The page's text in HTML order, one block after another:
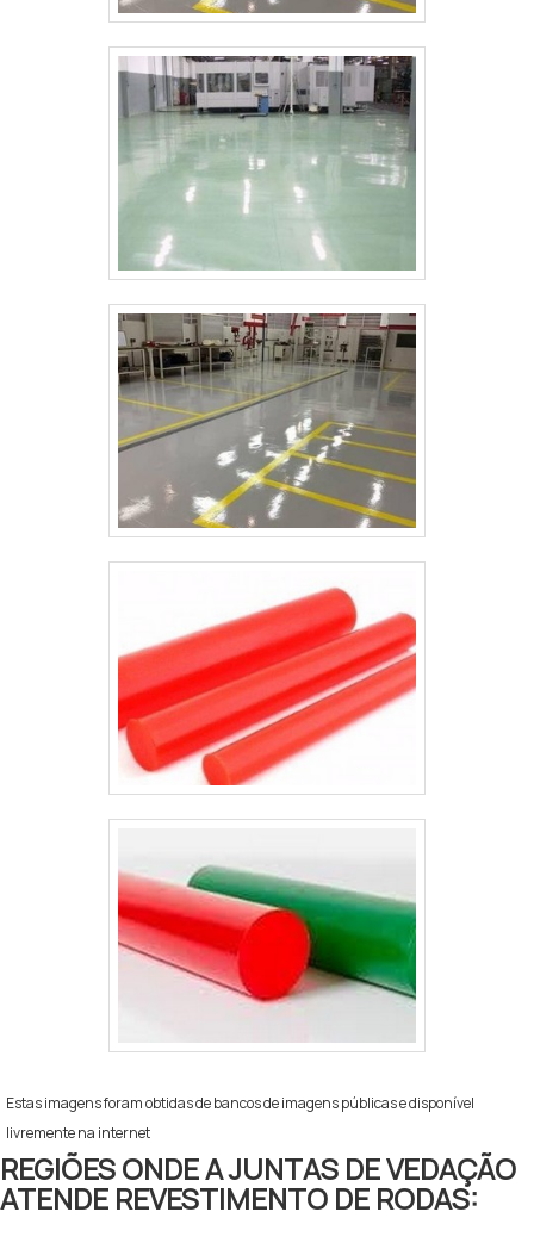
Estas imagens foram obtidas de bancos de imagens públicas e disponível
livremente na internet
REGIÕES ONDE A JUNTAS DE VEDAÇÃO
ATENDE REVESTIMENTO DE RODAS: